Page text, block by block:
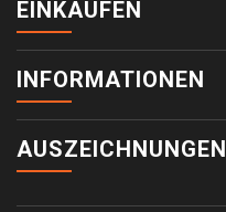
EINKAUFEN
INFORMATIONEN
AUSZEICHNUNGEN